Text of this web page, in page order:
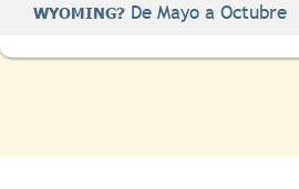
WYOMING? De Mayo a Octubre